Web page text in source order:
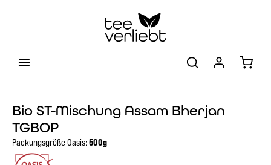
Bio ST-Mischung Assam Bherjan
TGBOP
Packungsgröße Oasis:500g